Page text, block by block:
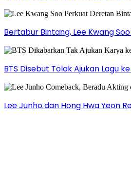
Bertabur Bintang, Lee Kwang
BTS Disebut Tolak Ajukan Lagu
Lee Junho dan Hong Hwa Yeon